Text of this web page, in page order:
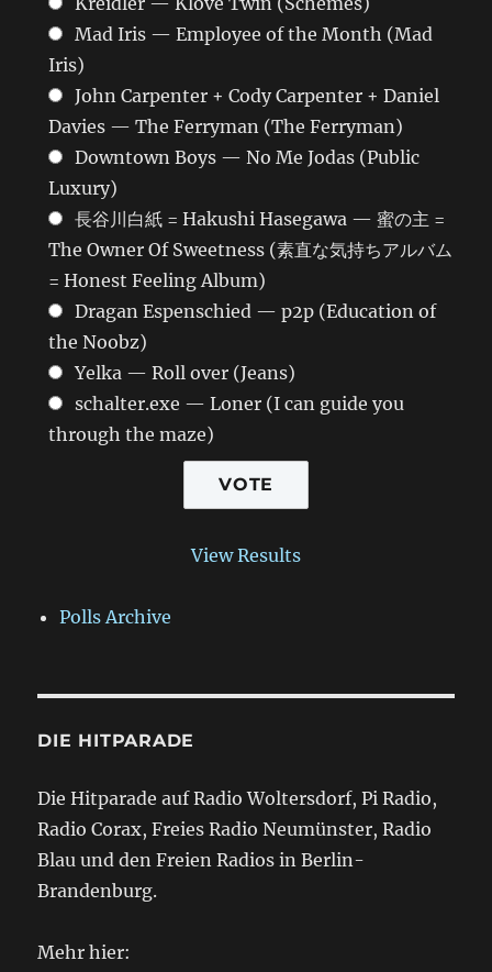
Mad Iris — Employee of the Month (Mad
Iris)
John Carpenter + Cody Carpenter + Daniel
Davies — The Ferryman (The Ferryman)
Downtown Boys — No Me Jodas (Public
Luxury)
長谷川白紙 = Hakushi Hasegawa — 蜜の主 =
The Owner Of Sweetness (素直な気持ちアルバム
= Honest Feeling Album)
Dragan Espenschied — p2p (Education of
the Noobz)
Yelka — Roll over (Jeans)
schalter.exe — Loner (I can guide you
through the maze)
View Results
Polls Archive
DIE HITPARADE
Die Hitparade auf Radio Woltersdorf, Pi Radio,
Radio Corax, Freies Radio Neumünster, Radio
Blau und den Freien Radios in Berlin-
Brandenburg.
Mehr hier: